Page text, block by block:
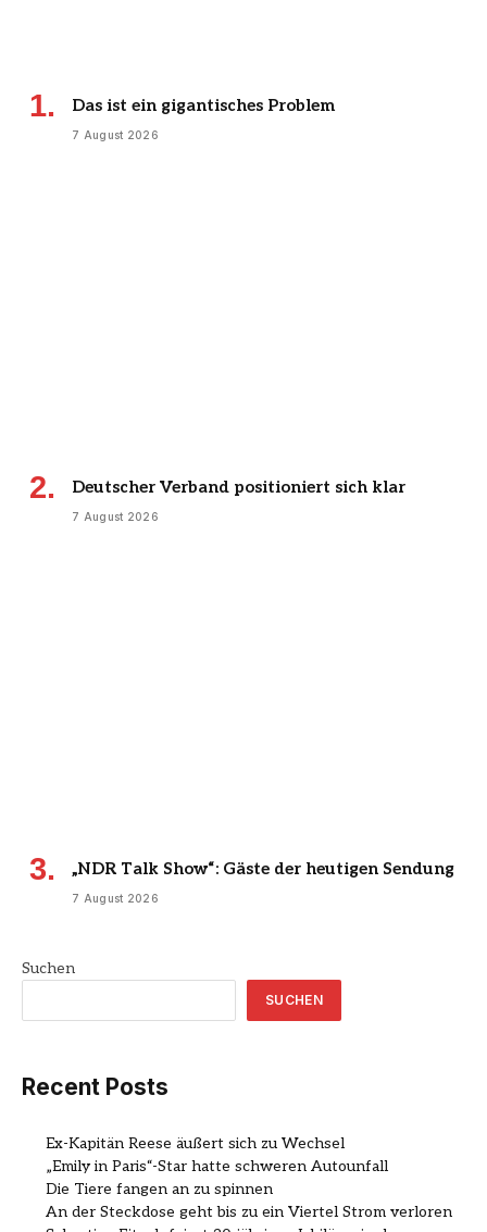
Das ist ein gigantisches Problem
7 August 2026
Deutscher Verband positioniert sich klar
7 August 2026
„NDR Talk Show“: Gäste der heutigen Sendung
7 August 2026
Suchen
SUCHEN
Recent Posts
Ex-Kapitän Reese äußert sich zu Wechsel
„Emily in Paris“-Star hatte schweren Autounfall
Die Tiere fangen an zu spinnen
An der Steckdose geht bis zu ein Viertel Strom verloren